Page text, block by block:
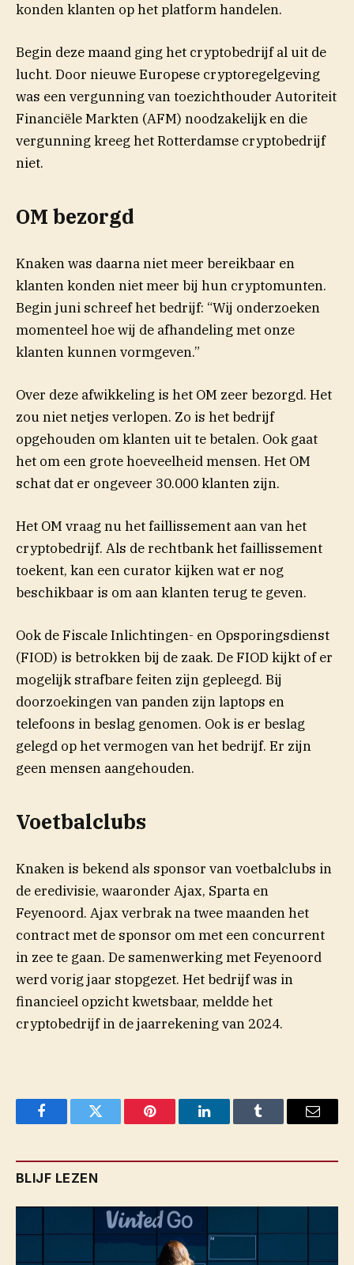
konden klanten op het platform handelen.
Begin deze maand ging het cryptobedrijf al uit de
lucht. Door nieuwe Europese cryptoregelgeving
was een vergunning van toezichthouder Autoriteit
Financiële Markten (AFM) noodzakelijk en die
vergunning kreeg het Rotterdamse cryptobedrijf
niet.
OM bezorgd
Knaken was daarna niet meer bereikbaar en
klanten konden niet meer bij hun cryptomunten.
Begin juni schreef het bedrijf: “Wij onderzoeken
momenteel hoe wij de afhandeling met onze
klanten kunnen vormgeven.”
Over deze afwikkeling is het OM zeer bezorgd. Het
zou niet netjes verlopen. Zo is het bedrijf
opgehouden om klanten uit te betalen. Ook gaat
het om een grote hoeveelheid mensen. Het OM
schat dat er ongeveer 30.000 klanten zijn.
Het OM vraag nu het faillissement aan van het
cryptobedrijf. Als de rechtbank het faillissement
toekent, kan een curator kijken wat er nog
beschikbaar is om aan klanten terug te geven.
Ook de Fiscale Inlichtingen- en Opsporingsdienst
(FIOD) is betrokken bij de zaak. De FIOD kijkt of er
mogelijk strafbare feiten zijn gepleegd. Bij
doorzoekingen van panden zijn laptops en
telefoons in beslag genomen. Ook is er beslag
gelegd op het vermogen van het bedrijf. Er zijn
geen mensen aangehouden.
Voetbalclubs
Knaken is bekend als sponsor van voetbalclubs in
de eredivisie, waaronder Ajax, Sparta en
Feyenoord. Ajax verbrak na twee maanden het
contract met de sponsor om met een concurrent
in zee te gaan. De samenwerking met Feyenoord
werd vorig jaar stopgezet. Het bedrijf was in
financieel opzicht kwetsbaar, meldde het
cryptobedrijf in de jaarrekening van 2024.
FacebookTwitter Pinterest LinkedInTumblr Email
BLIJF LEZEN